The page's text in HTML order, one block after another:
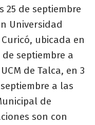
25 de septiembre
Universidad
ubicada en
septiembre a
de Talca, en 3
a las
de
son con